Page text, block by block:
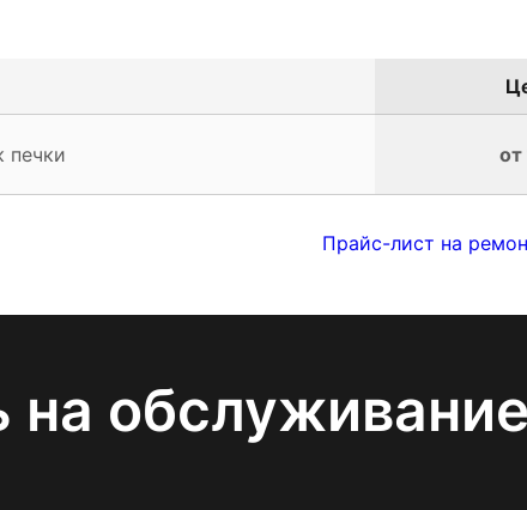
печки от
Прайс-лист на
на